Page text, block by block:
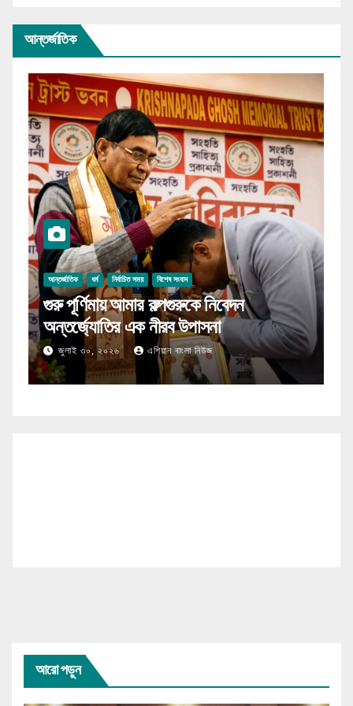
আন্তর্জাতিক
অপরাধ সময় আন্তর্জাতিক নির্বাচিত সময়
ভূরুঙ্গামারীতে ৪ ভারতীয় গরু উদ্ধার, পাঁচজন
আটক
জুলাই ২৩, ২০২৬ এশিয়ান বাংলা নিউজ
আরো পড়ুন